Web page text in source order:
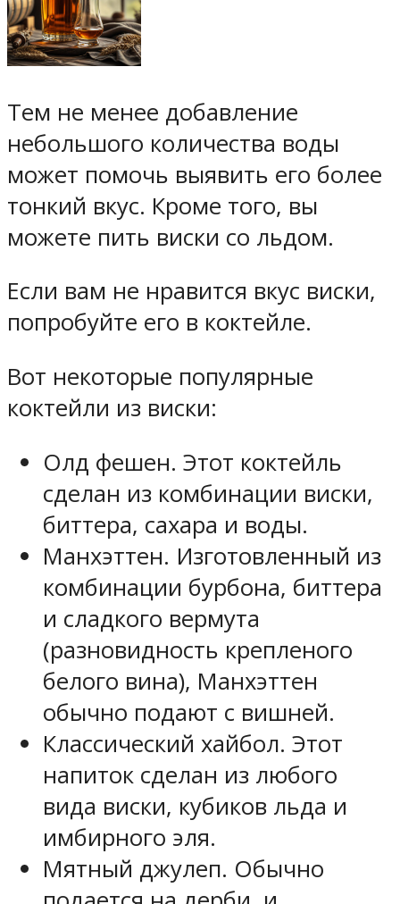
Тем не менее добавление
небольшого количества воды
может помочь выявить его более
тонкий вкус. Кроме того, вы
можете пить виски со льдом.
Если вам не нравится вкус виски,
попробуйте его в коктейле.
Вот некоторые популярные
коктейли из виски:
Олд фешен. Этот коктейль
сделан из комбинации виски,
биттера, сахара и воды.
Манхэттен. Изготовленный из
комбинации бурбона, биттера
и сладкого вермута
(разновидность крепленого
белого вина), Манхэттен
обычно подают с вишней.
Классический хайбол. Этот
напиток сделан из любого
вида виски, кубиков льда и
имбирного эля.
Мятный джулеп. Обычно